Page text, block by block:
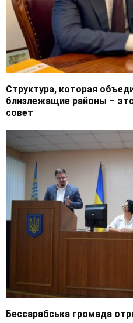
Структура, которая
близлежащие районы –
совет
Бессарабська громада